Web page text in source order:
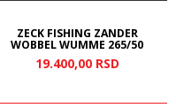
ZECK FISHING ZANDER
WOBBEL WUMME 265/50
19.400,00 RSD